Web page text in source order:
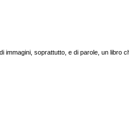
soprattutto, e di parole, un libro